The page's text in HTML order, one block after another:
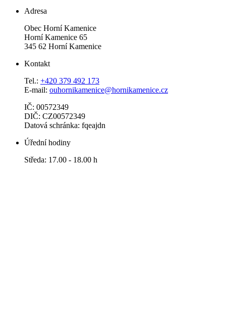
Adresa
Obec Horní Kamenice
Horní Kamenice 65
345 62 Horní Kamenice
Kontakt
Tel.: +420 379 492 173
E-mail: ouhornikamenice@hornikamenice.cz
IČ: 00572349
DIČ: CZ00572349
Datová schránka: fqeajdn
Úřední hodiny
Středa: 17.00 - 18.00 h